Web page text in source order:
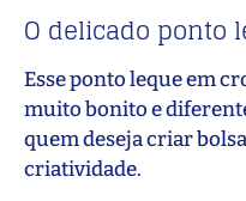
O delicado ponto
Esse ponto leque em
muito bonito e
quem deseja criar
criatividade.